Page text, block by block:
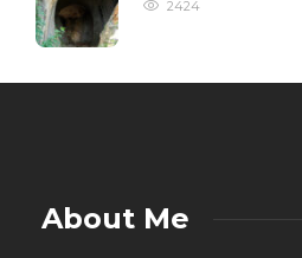
2424
About Me